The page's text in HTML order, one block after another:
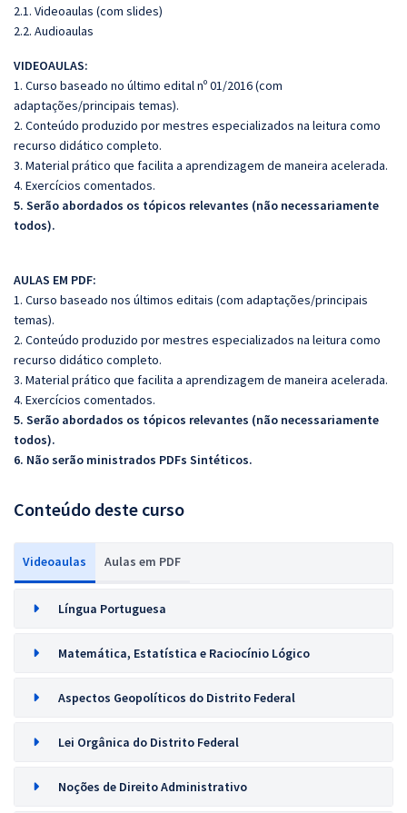
2.1. Videoaulas (com slides)
2.2. Audioaulas
VIDEOAULAS:
1. Curso baseado no último edital nº 01/2016 (com
adaptações/principais temas).
2. Conteúdo produzido por mestres especializados na leitura como
recurso didático completo.
3. Material prático que facilita a aprendizagem de maneira acelerada.
4. Exercícios comentados.
5. Serão abordados os tópicos relevantes (não necessariamente
todos).
AULAS EM PDF:
1. Curso baseado nos últimos editais (com adaptações/principais
temas).
2. Conteúdo produzido por mestres especializados na leitura como
recurso didático completo.
3. Material prático que facilita a aprendizagem de maneira acelerada.
4. Exercícios comentados.
5. Serão abordados os tópicos relevantes (não necessariamente
todos).
6. Não serão ministrados PDFs Sintéticos.
Conteúdo deste curso
Videoaulas Aulas em PDF
Língua Portuguesa
Matemática, Estatística e Raciocínio Lógico
Aspectos Geopolíticos do Distrito Federal
Lei Orgânica do Distrito Federal
Noções de Direito Administrativo